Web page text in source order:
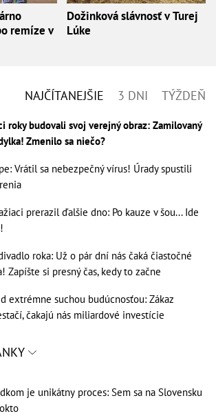
remíze v
Dožinková slávnosť v Turej
Lúke
NAJČÍTANEJŠIE 3 DNI TÝŽDEŇ
roky budovali svoj verejný obraz: Zamilovaný
Zmenilo sa niečo?
Vrátil sa nebezpečný vírus! Úrady spustili
prerazil ďalšie dno: Po kauze v šou... Ide
roka: Už o pár dní nás čaká čiastočné
Zapíšte si presný čas, kedy to začne
extrémne suchou budúcnosťou: Zákaz
čakajú nás miliardové investície
je unikátny proces: Sem sa na Slovensku